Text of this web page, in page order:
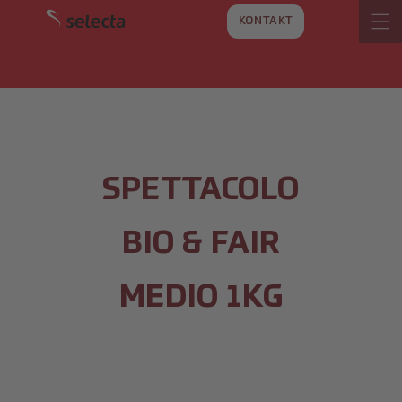
KONTAKT
SPETTACOLO
BIO & FAIR
MEDIO 1KG